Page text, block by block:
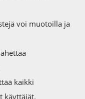
voi muotoilla ja
kaikki
käyttäjät.